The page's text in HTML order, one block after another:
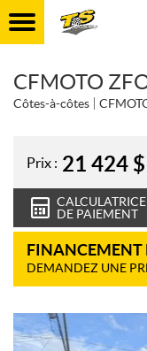
CFMOTO
Côtes-à-côtes
Prix : 21 424 $
CALCULATRICE
DE PAIEMENT
FINANCEMENT
DEMANDEZ UNE